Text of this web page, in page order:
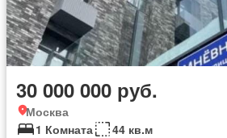
30 000 000 руб.
Москва
1 Комната
44 кв.м